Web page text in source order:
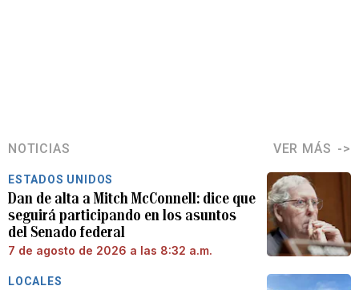
NOTICIAS VER MÁS
ESTADOS UNIDOS
Dan de alta a Mitch McConnell: dice que
seguirá participando en los asuntos
del Senado federal
7 de agosto de 2026 a las 8:32 a.m.
LOCALES